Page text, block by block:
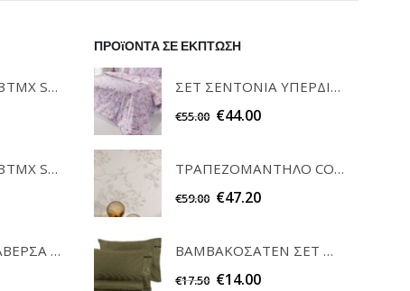
ΣΕΤ ΠΕΤΣΕΤΕΣ 3ΤΜΧ SOFRANO CIELO GUY LAROCHE
ΣΕΤ ΠΕΤΣΕΤΕΣ 3ΤΜΧ SOFRANO ANTHRACITE GUY LAROCHE
ΣΕΤ ΚΑΡΕ & ΤΡΑΒΕΡΣΑ PEONY 08 TEORAN HOME & MORE
ΠΡΟϊΟΝΤΑ ΣΕ ΕΚΠΤΩΣΗ
ΣΕΤ ΣΕΝΤΟΝΙΑ ΥΠΕΡΔΙΠΛΑ CARMEL MELANZE GUY LAROCHE
€55.00 €44.00
ΤΡΑΠΕΖΟΜΑΝΤΗΛΟ COUNTRY BEIGE 160x260 GUY LAROCHE
€59.00 €47.20
ΒΑΜΒΑΚΟΣΑΤΕΝ ΣΕΤ ΜΑΞΙΛΑΡΟΘΗΚΕΣ MINIMAL KHAKI GUY LAROCHΕ
€17.50 €14.00